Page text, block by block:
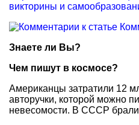
викторины и
Знаете ли Вы?
Чем пишут в космосе?
Американцы затратили 12
авторучки, которой можно
невесомости. В СССР